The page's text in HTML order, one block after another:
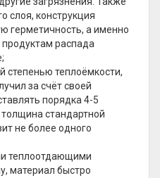
слоя, конструкция
герметичность, а именно
распада
степенью теплоёмкости,
за счёт своей
порядка 4-5
стандартной
не более одного
теплоотдающими
материал быстро